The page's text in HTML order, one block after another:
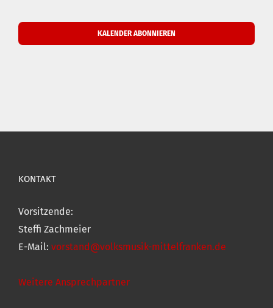
KALENDER ABONNIEREN
KONTAKT
Vorsitzende:
Steffi Zachmeier
E-Mail: vorstand@volksmusik-mittelfranken.de
Weitere Ansprechpartner